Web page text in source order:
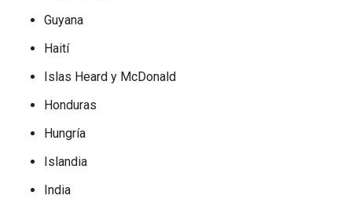
Guyana
Haití
Islas Heard y McDonald
Honduras
Hungría
Islandia
India